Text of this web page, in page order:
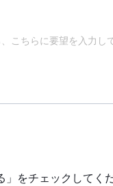
をチェックしてくだ